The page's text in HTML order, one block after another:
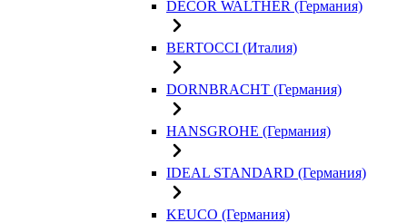
DECOR WALTHER (Германия)
BERTOCCI (Италия)
DORNBRACHT (Германия)
HANSGROHE (Германия)
IDEAL STANDARD (Германия)
KEUCO (Германия)